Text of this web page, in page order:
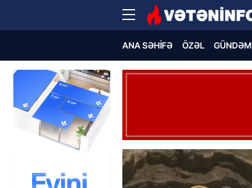
ANA SƏHIFƏ ÖZƏL GÜNDƏM